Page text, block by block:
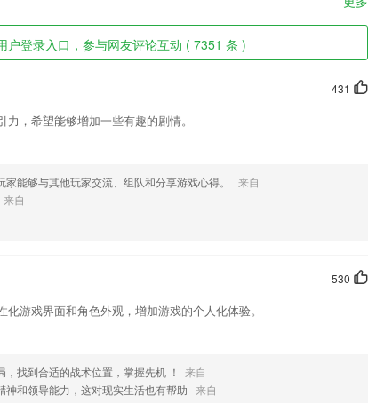
户登录入口，参与网友评论互动 ( 7351 条 )
431
，希望能够增加一些有趣的剧情。
家能够与其他玩家交流、组队和分享游戏心得。
来自
来自
530
游戏界面和角色外观，增加游戏的个人化体验。
，找到合适的战术位置，掌握先机 ！
来自
神和领导能力，这对现实生活也有帮助 来自